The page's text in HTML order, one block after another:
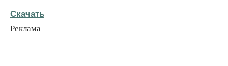
Скачать
Реклама